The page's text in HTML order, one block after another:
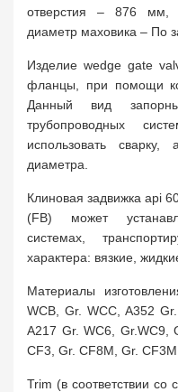
отверстия – 876 мм,
диаметр маховика – По
Изделие wedge gate
фланцы, при помощи
Данный вид
трубопроводных
использовать
диаметра.
Клиновая задвижка api
(FB) может
системах,
характера: вязкие,
Материалы
WCB, Gr. WCC, A352
A217 Gr. WC6, Gr.WC9,
CF3, Gr. CF8M, Gr.
Trim (в соответствии со